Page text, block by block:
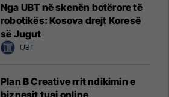
Nga UBT në skenën botërore të
robotikës: Kosova drejt Koresë
së Jugut
UBT
Plan B Creative rrit ndikimin e
biznesit tuaj online